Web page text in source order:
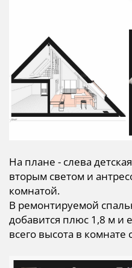
На плане - слева
вторым светом и
комнатой.
В ремонтируемой
добавится плюс 1,8 м и
всего высота в комнате